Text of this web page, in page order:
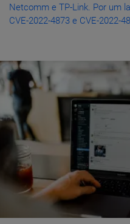
Netcomm e TP-Link. Por um
CVE-2022-4873 e CVE-2022-